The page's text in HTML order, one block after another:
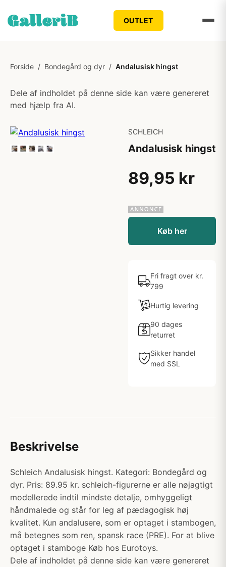
OUTLET
Forside / Bondegård og dyr / Andalusisk hingst
Dele af indholdet på denne side kan være genereret
med hjælp fra AI.
SCHLEICH
Andalusisk hingst
89,95 kr
Køb her
Fri fragt over kr.
799
Hurtig levering
90 dages
returret
Sikker handel
med SSL
Beskrivelse
Schleich Andalusisk hingst. Kategori: Bondegård og
dyr. Pris: 89.95 kr. schleich-figurerne er alle nøjagtigt
modellerede indtil mindste detalje, omhyggeligt
håndmalede og står for leg af pædagogisk høj
kvalitet. Kun andalusere, som er optaget i stambogen,
må betegnes som ren, spansk race (PRE). For at blive
optaget i stamboge Køb hos Eurotoys.
Dele af indholdet på denne side kan være genereret